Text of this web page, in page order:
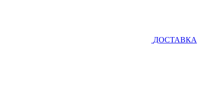
ДОСТАВКА